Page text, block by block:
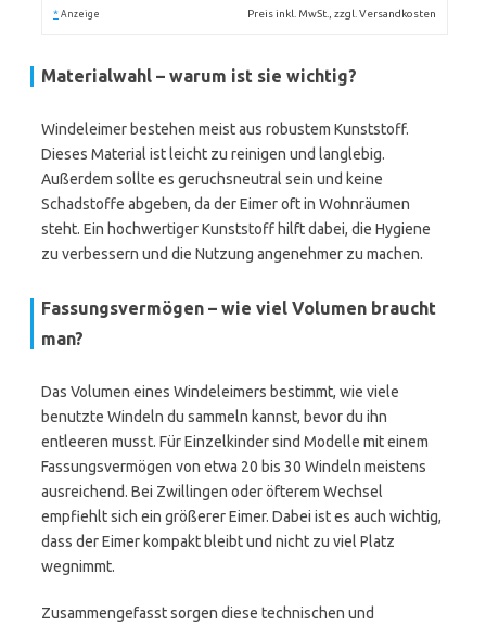
* Anzeige Preis inkl. MwSt., zzgl. Versandkosten
Materialwahl – warum ist sie wichtig?
Windeleimer bestehen meist aus robustem Kunststoff.
Dieses Material ist leicht zu reinigen und langlebig.
Außerdem sollte es geruchsneutral sein und keine
Schadstoffe abgeben, da der Eimer oft in Wohnräumen
steht. Ein hochwertiger Kunststoff hilft dabei, die Hygiene
zu verbessern und die Nutzung angenehmer zu machen.
Fassungsvermögen – wie viel Volumen braucht
man?
Das Volumen eines Windeleimers bestimmt, wie viele
benutzte Windeln du sammeln kannst, bevor du ihn
entleeren musst. Für Einzelkinder sind Modelle mit einem
Fassungsvermögen von etwa 20 bis 30 Windeln meistens
ausreichend. Bei Zwillingen oder öfterem Wechsel
empfiehlt sich ein größerer Eimer. Dabei ist es auch wichtig,
dass der Eimer kompakt bleibt und nicht zu viel Platz
wegnimmt.
Zusammengefasst sorgen diese technischen und